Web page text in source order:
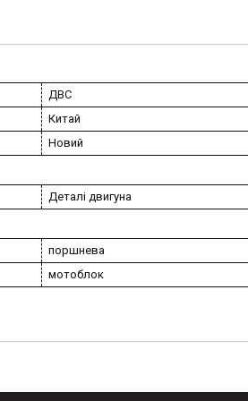
ДВС
Китай
Новий
Деталі двигуна
поршнева
мотоблок